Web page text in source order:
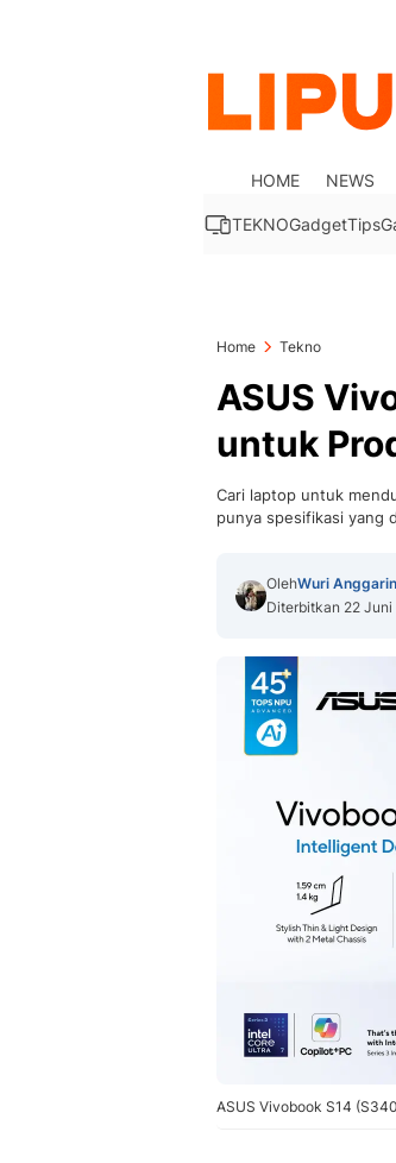
HOME NEWS
TEKNOGadgetTips
Home Tekno
ASUS
untuk
Cari laptop untuk
punya spesifikasi yang
OlehWuri
Diterbitkan 22 Juni
ASUS Vivobook S14